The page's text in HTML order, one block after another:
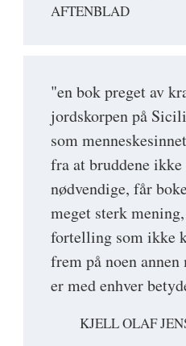
AFTENBLAD
"en bok preget av
jordskorpen på
som
fra at bruddene
nødvendige, får
meget sterk
fortelling som ikke
frem på noen
er med enhver
KJELL OLAF